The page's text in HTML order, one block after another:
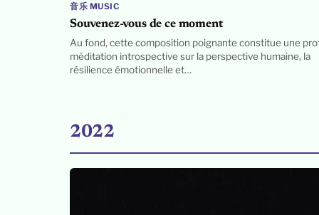
音乐 MUSIC
Souvenez-vous de ce moment
Au fond, cette composition poignante constitue une
méditation introspective sur la perspective humaine, la
résilience émotionnelle et…
2022